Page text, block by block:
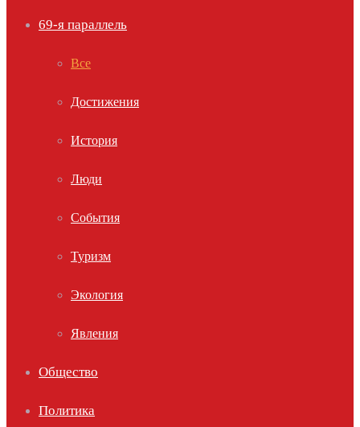
69-я параллель
Все
Достижения
История
Люди
События
Туризм
Экология
Явления
Общество
Политика